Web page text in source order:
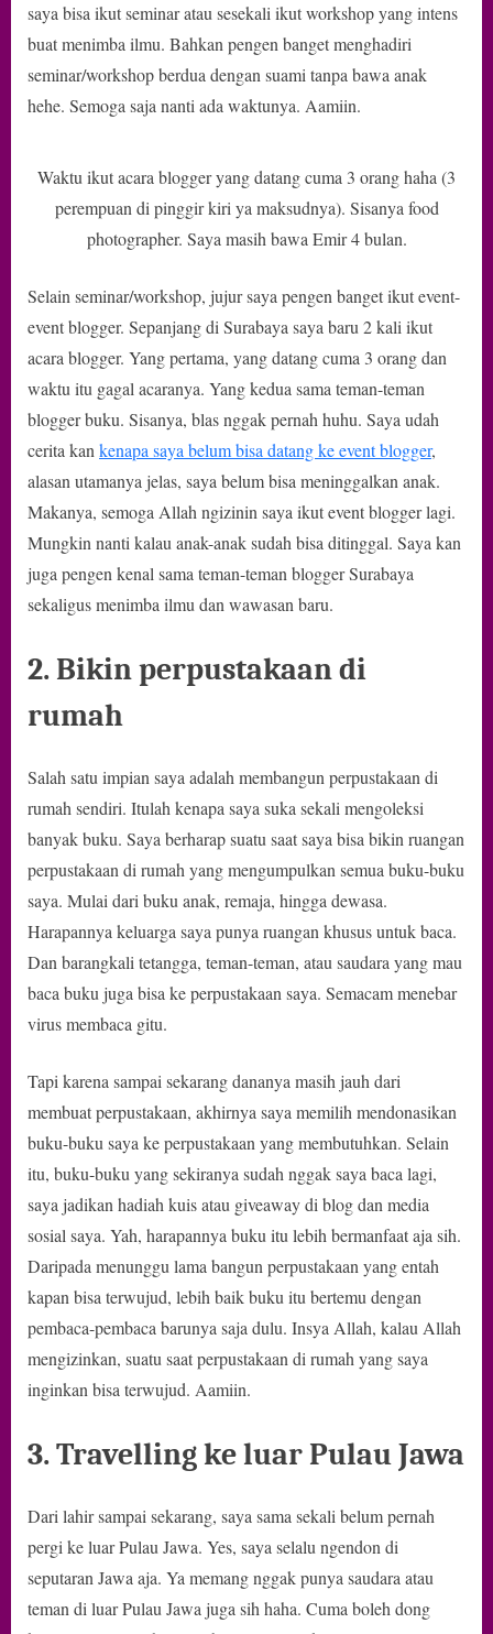
saya bisa ikut seminar atau sesekali ikut workshop yang intens
buat menimba ilmu. Bahkan pengen banget menghadiri
seminar/workshop berdua dengan suami tanpa bawa anak
hehe. Semoga saja nanti ada waktunya. Aamiin.
Waktu ikut acara blogger yang datang cuma 3 orang haha (3
perempuan di pinggir kiri ya maksudnya). Sisanya food
photographer. Saya masih bawa Emir 4 bulan.
Selain seminar/workshop, jujur saya pengen banget ikut event-
event blogger. Sepanjang di Surabaya saya baru 2 kali ikut
acara blogger. Yang pertama, yang datang cuma 3 orang dan
waktu itu gagal acaranya. Yang kedua sama teman-teman
blogger buku. Sisanya, blas nggak pernah huhu. Saya udah
cerita kankenapa saya belum bisa datang ke event blogger,
alasan utamanya jelas, saya belum bisa meninggalkan anak.
Makanya, semoga Allah ngizinin saya ikut event blogger lagi.
Mungkin nanti kalau anak-anak sudah bisa ditinggal. Saya kan
juga pengen kenal sama teman-teman blogger Surabaya
sekaligus menimba ilmu dan wawasan baru.
2. Bikin perpustakaan di
rumah
Salah satu impian saya adalah membangun perpustakaan di
rumah sendiri. Itulah kenapa saya suka sekali mengoleksi
banyak buku. Saya berharap suatu saat saya bisa bikin ruangan
perpustakaan di rumah yang mengumpulkan semua buku-buku
saya. Mulai dari buku anak, remaja, hingga dewasa.
Harapannya keluarga saya punya ruangan khusus untuk baca.
Dan barangkali tetangga, teman-teman, atau saudara yang mau
baca buku juga bisa ke perpustakaan saya. Semacam menebar
virus membaca gitu.
Tapi karena sampai sekarang dananya masih jauh dari
membuat perpustakaan, akhirnya saya memilih mendonasikan
buku-buku saya ke perpustakaan yang membutuhkan. Selain
itu, buku-buku yang sekiranya sudah nggak saya baca lagi,
saya jadikan hadiah kuis atau giveaway di blog dan media
sosial saya. Yah, harapannya buku itu lebih bermanfaat aja sih.
Daripada menunggu lama bangun perpustakaan yang entah
kapan bisa terwujud, lebih baik buku itu bertemu dengan
pembaca-pembaca barunya saja dulu. Insya Allah, kalau Allah
mengizinkan, suatu saat perpustakaan di rumah yang saya
inginkan bisa terwujud. Aamiin.
3. Travelling ke luar Pulau Jawa
Dari lahir sampai sekarang, saya sama sekali belum pernah
pergi ke luar Pulau Jawa. Yes, saya selalu ngendon di
seputaran Jawa aja. Ya memang nggak punya saudara atau
teman di luar Pulau Jawa juga sih haha. Cuma boleh dong